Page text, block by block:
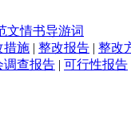
文情书导游词
措施 | 整改报告 | 整改
调查报告 | 可行性报告